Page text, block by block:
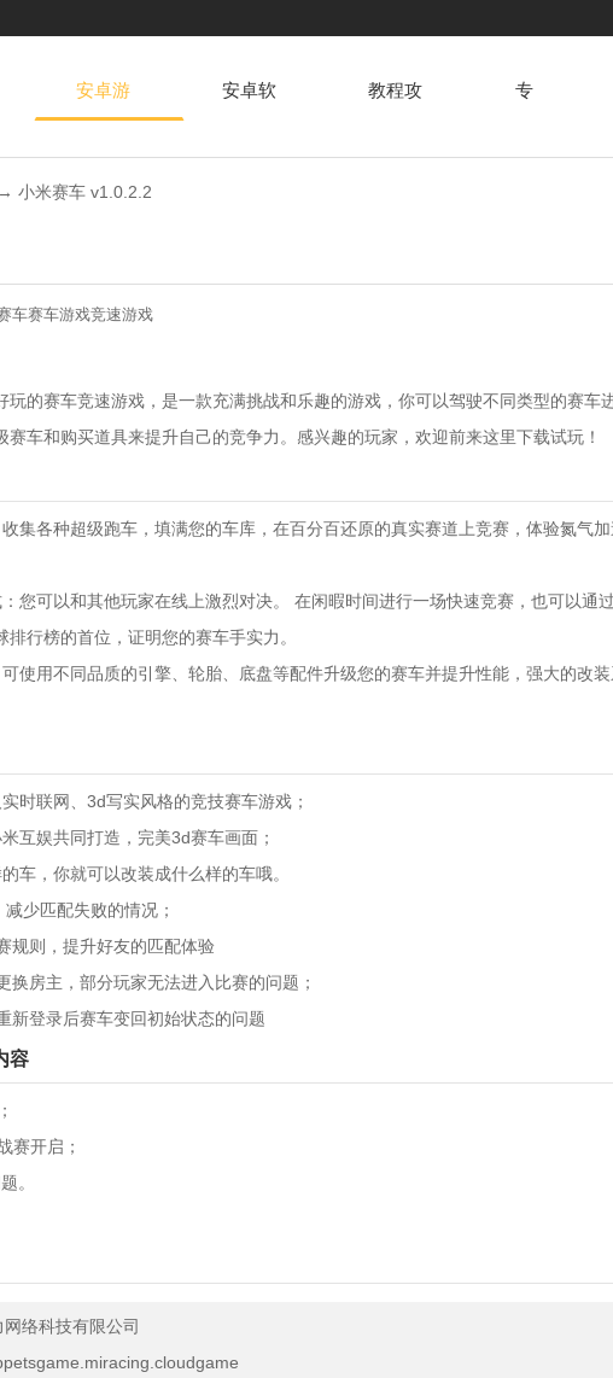
安卓游 安卓软 教程攻 专
→ 小米赛车 v1.0.2.2
车赛车游戏竞速游戏
玩的赛车竞速游戏，是一款充满挑战和乐趣的游戏，你可以驾驶不同类型的赛车
赛车和购买道具来提升自己的竞争力。感兴趣的玩家，欢迎前来这里下载试玩！
集各种超级跑车，填满您的车库，在百分百还原的真实赛道上竞赛，体验氮气
您可以和其他玩家在线上激烈对决。 在闲暇时间进行一场快速竞赛，也可以通
排行榜的首位，证明您的赛车手实力。
使用不同品质的引擎、轮胎、底盘等配件升级您的赛车并提升性能，强大的改
时联网、3d写实风格的竞技赛车游戏；
互娱共同打造，完美3d赛车画面；
车，你就可以改装成什么样的车哦。
少匹配失败的情况；
规则，提升好友的匹配体验
换房主，部分玩家无法进入比赛的问题；
新登录后赛车变回初始状态的问题
容
赛开启；
。
络科技有限公司